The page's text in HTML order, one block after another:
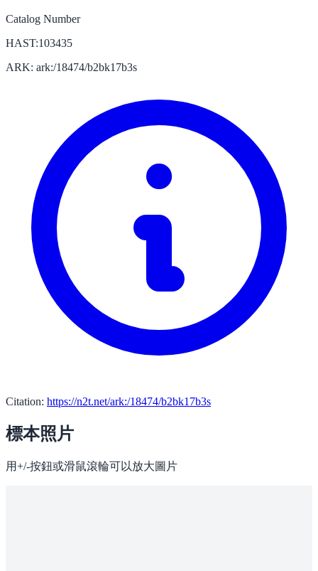
Catalog Number
HAST:103435
ARK: ark:/18474/b2bk17b3s
Citation: https://n2t.net/ark:/18474/b2bk17b3s
標本照片
用+/-按鈕或滑鼠滾輪可以放大圖片